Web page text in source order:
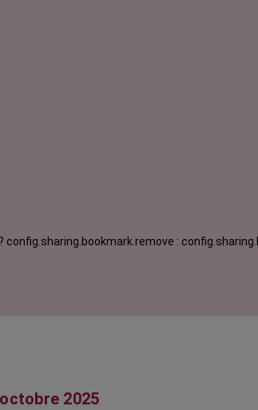
config.sharing.bookmark.remove :
2025